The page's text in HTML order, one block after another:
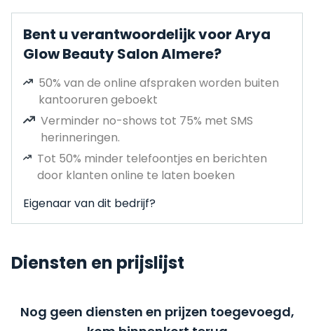
Bent u verantwoordelijk voor Arya
Glow Beauty Salon Almere?
50% van de online afspraken worden buiten
kantooruren geboekt
Verminder no-shows tot 75% met SMS
herinneringen.
Tot 50% minder telefoontjes en berichten
door klanten online te laten boeken
Eigenaar van dit bedrijf?
Diensten en prijslijst
Nog geen diensten en prijzen toegevoegd,